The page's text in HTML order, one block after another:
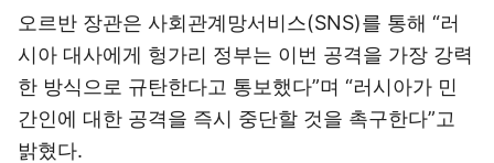
오르반 장관은 사회관계망서비스(SNS)를 통해 “러
시아 대사에게 헝가리 정부는 이번 공격을 가장 강력
한 방식으로 규탄한다고 통보했다”며 “러시아가 민
간인에 대한 공격을 즉시 중단할 것을 촉구한다”고
밝혔다.